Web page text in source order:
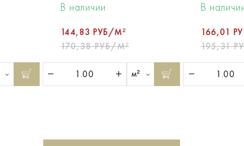
В наличии
144,83 РУБ/М²
170,38 РУБ/М²
м²
В
166,01
195,31